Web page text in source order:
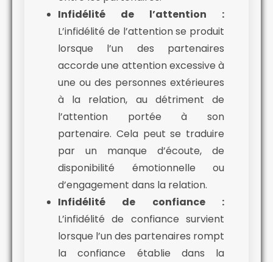
Infidélité de l’attention :
L’infidélité de l’attention se produit
lorsque l’un des partenaires
accorde une attention excessive à
une ou des personnes extérieures
à la relation, au détriment de
l’attention portée à son
partenaire. Cela peut se traduire
par un manque d’écoute, de
disponibilité émotionnelle ou
d’engagement dans la relation.
Infidélité de confiance :
L’infidélité de confiance survient
lorsque l’un des partenaires rompt
la confiance établie dans la